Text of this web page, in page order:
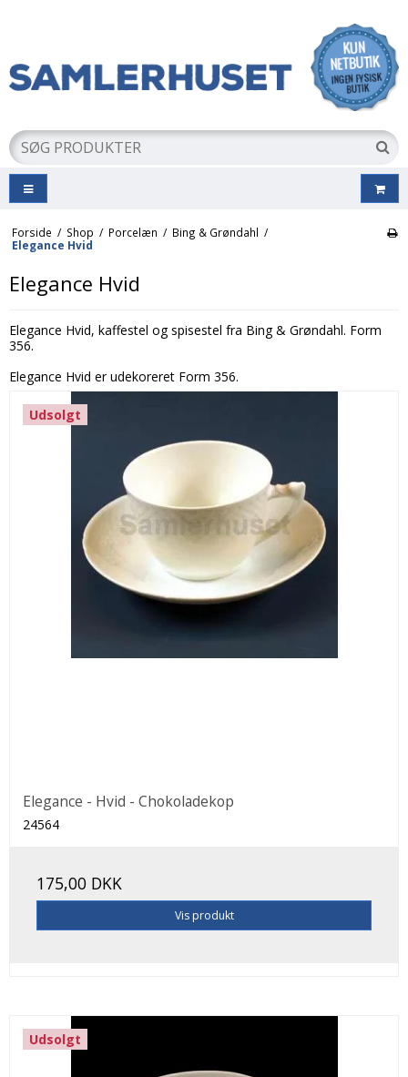
Forside / Shop / Porcelæn / Bing & Grøndahl /
Elegance Hvid
Elegance Hvid
Elegance Hvid, kaffestel og spisestel fra Bing & Grøndahl. Form
356.
Elegance Hvid er udekoreret Form 356.
Udsolgt
Elegance - Hvid - Chokoladekop
24564
175,00 DKK
Vis produkt
Udsolgt